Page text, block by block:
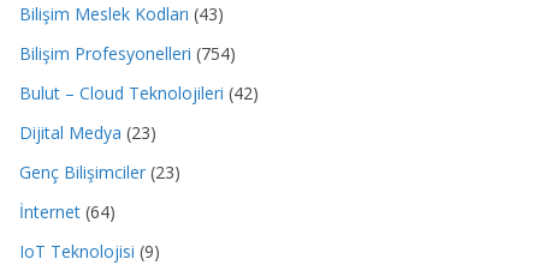
Bilişim Meslek Kodları (43)
Bilişim Profesyonelleri (754)
Bulut – Cloud Teknolojileri (42)
Dijital Medya (23)
Genç Bilişimciler (23)
İnternet (64)
IoT Teknolojisi (9)